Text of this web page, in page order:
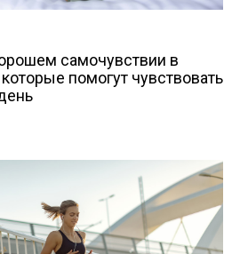
самочувствии в
помогут чувствовать